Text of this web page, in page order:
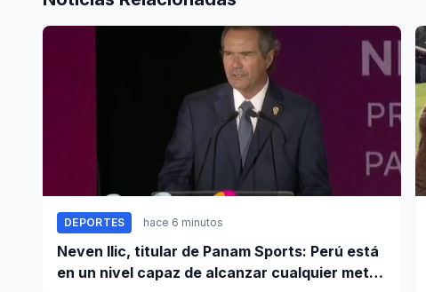
DEPORTES hace 6 minutos
Neven Ilic, titular de Panam Sports: Perú está
en un nivel capaz de alcanzar cualquier meta